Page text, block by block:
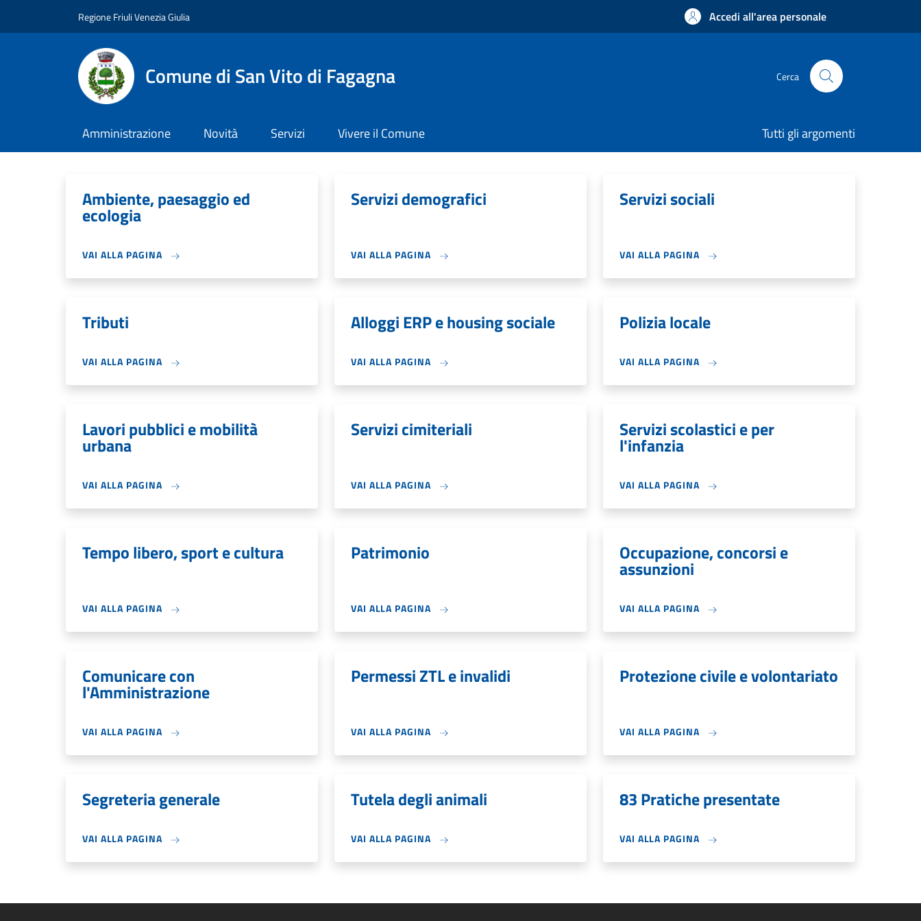
Regione Friuli Venezia Giulia Accedi all'area personale
Comune di San Vito di Fagagna Cerca
Amministrazione Novità Servizi Vivere il Comune Tutti gli argomenti
Ambiente, paesaggio ed
ecologia
VAI ALLA PAGINA
Servizi demografici
VAI ALLA PAGINA
Servizi sociali
VAI ALLA PAGINA
Tributi
VAI ALLA PAGINA
Alloggi ERP e housing sociale
VAI ALLA PAGINA
Polizia locale
VAI ALLA PAGINA
Lavori pubblici e mobilità
urbana
VAI ALLA PAGINA
Servizi cimiteriali
VAI ALLA PAGINA
Servizi scolastici e per
l'infanzia
VAI ALLA PAGINA
Tempo libero, sport e cultura
VAI ALLA PAGINA
Patrimonio
VAI ALLA PAGINA
Occupazione, concorsi e
assunzioni
VAI ALLA PAGINA
Comunicare con
l'Amministrazione
VAI ALLA PAGINA
Permessi ZTL e invalidi
VAI ALLA PAGINA
Protezione civile e volontariato
VAI ALLA PAGINA
Segreteria generale
VAI ALLA PAGINA
Tutela degli animali
VAI ALLA PAGINA
83 Pratiche presentate
VAI ALLA PAGINA